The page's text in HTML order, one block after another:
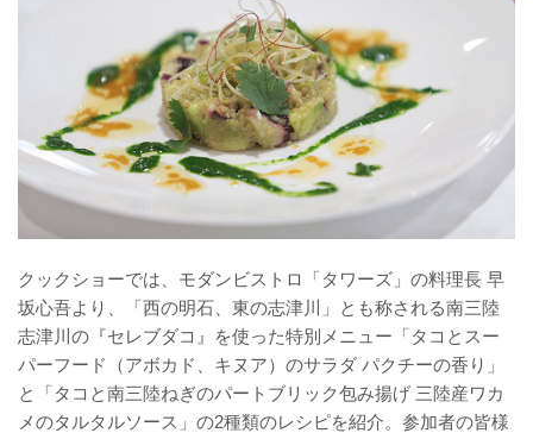
クックショーでは、モダンビストロ「タワーズ」の料理長 早
坂心吾より、「西の明石、東の志津川」とも称される南三陸
志津川の『セレブダコ』を使った特別メニュー「タコとスー
パーフード（アボカド、キヌア）のサラダ パクチーの香り」
と「タコと南三陸ねぎのパートブリック包み揚げ 三陸産ワカ
メのタルタルソース」の2種類のレシピを紹介。参加者の皆様